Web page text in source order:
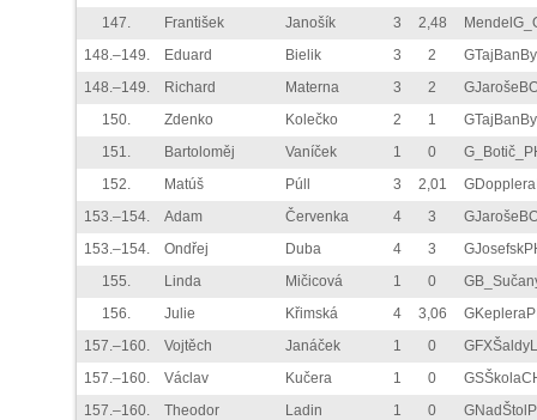
147.
František Janošík 3 2,48
148.–149.
Eduard Bielik 3 2
148.–149.
Richard Materna 3 2
150.
Zdenko Kolečko 2 1
151.
Bartoloměj Vaníček 1 0
152.
Matúš Púll 3 2,01
153.–154.
Adam Červenka 4 3
153.–154.
Ondřej Duba 4 3
155.
Linda Mičicová 1 0
156.
Julie Křimská 4 3,06
157.–160.
Vojtěch Janáček 1 0
157.–160.
Václav Kučera 1 0
157.–160.
Theodor Ladin 1 0